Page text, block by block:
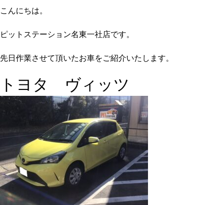
こんにちは。
ピットステーション名東一社店です。
先日作業させて頂いたお車をご紹介いたします。
トヨタ ヴィッツ